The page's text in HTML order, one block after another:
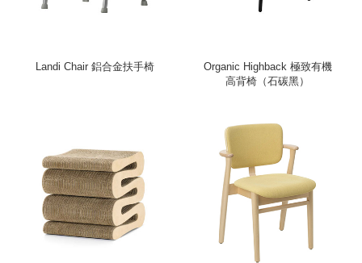
Landi Chair 鋁合金扶手椅
Organic Highback 極致有機
高背椅（石碳黑）